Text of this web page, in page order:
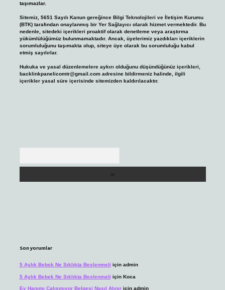
taşımazlar.
Sitemiz, 5651 Sayılı Kanun gereğince Bilgi Teknolojileri ve İletişim Kurumu
(BTK) tarafından onaylanmış bir Yer Sağlayıcı olarak hizmet vermektedir. Bu
nedenle, sitedeki içerikleri proaktif olarak denetleme veya araştırma
yükümlülüğümüz bulunmamaktadır. Ancak, üyelerimiz yazdıkları içeriklerin
sorumluluğunu taşımakta olup, siteye üye olarak bu sorumluluğu kabul
etmiş sayılırlar.
Hukuka ve yasal düzenlemelere aykırı olduğunu düşündüğünüz içerikleri,
backlinkpanelicomtr@gmail.comadresine bildirmeniz halinde, ilgili
içerikler yasal süre içerisinde sitemizden kaldırılacaktır.
Son yorumlar
5 Aylık Bebek Ne Sıklıkta Beslenmeli için admin
5 Aylık Bebek Ne Sıklıkta Beslenmeli için Koca
Ev Hanımı Çalışmıyor Belgesi Nasıl Alınıriçin admin